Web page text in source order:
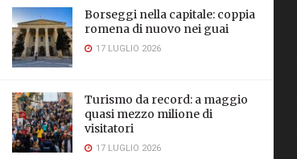
Borseggi nella capitale: coppia
romena di nuovo nei guai
17 LUGLIO 2026
Turismo da record: a maggio
quasi mezzo milione di
visitatori
17 LUGLIO 2026